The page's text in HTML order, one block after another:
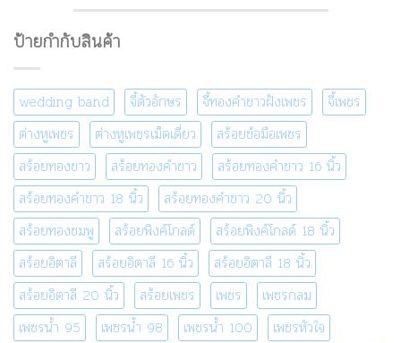
ป้ายกำกับสินค้า
wedding band จี้ตัวอักษร จี้ทองคำขาวฝังเพชร
จี้เพชร
ต่างหูเพชร
ต่างหูเพชรเม็ดเดี่ยว
สร้อยข้อมือเพชร
สร้อยทองขาว
สร้อยทองคำขาว
สร้อยทองคำขาว 16 นิ้ว
สร้อยทองคำขาว 18 นิ้ว
สร้อยทองคำขาว 20 นิ้ว
สร้อยทองชมพู
สร้อยพิงค์โกลด์
สร้อยพิงค์โกลด์ 18 นิ้ว
สร้อยอิตาลี
สร้อยอิตาลี 16 นิ้ว
สร้อยอิตาลี 18 นิ้ว
สร้อยอิตาลี 20 นิ้ว
สร้อยเพชร เพชร
เพชรกลม
เพชรน้ำ 95
เพชรน้ำ 98 เพชรน้ำ 100
เพชรหัวใจ